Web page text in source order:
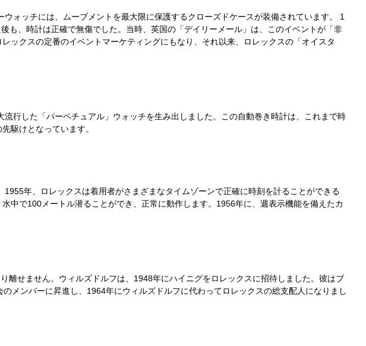
ォッチには、ムーブメントを最大限に保護するクローズドケースが装備されています。 1
、時計は正確で無傷でした。当時、英国の「デイリーメール」は、このイベントが「非
ックスの定番のイベントマーケティングにもなり、それ以来、ロレックスの「オイスタ
行した「パーペチュアル」ウォッチを生み出しました。この自動巻き時計は、これまで時
駆けとなっています。
年、ロレックスは着用者がさまざまなタイムゾーンで正確に時刻を計ることができる
中で100メートル潜ることができ、正常に動作します。1956年に、週表示機能を備えたカ
せません。ウィルズドルフは、1948年にハイニグをロレックスに招待しました。彼はブ
メンバーに昇進し、1964年にウィルズドルフに代わってロレックスの総支配人になりまし